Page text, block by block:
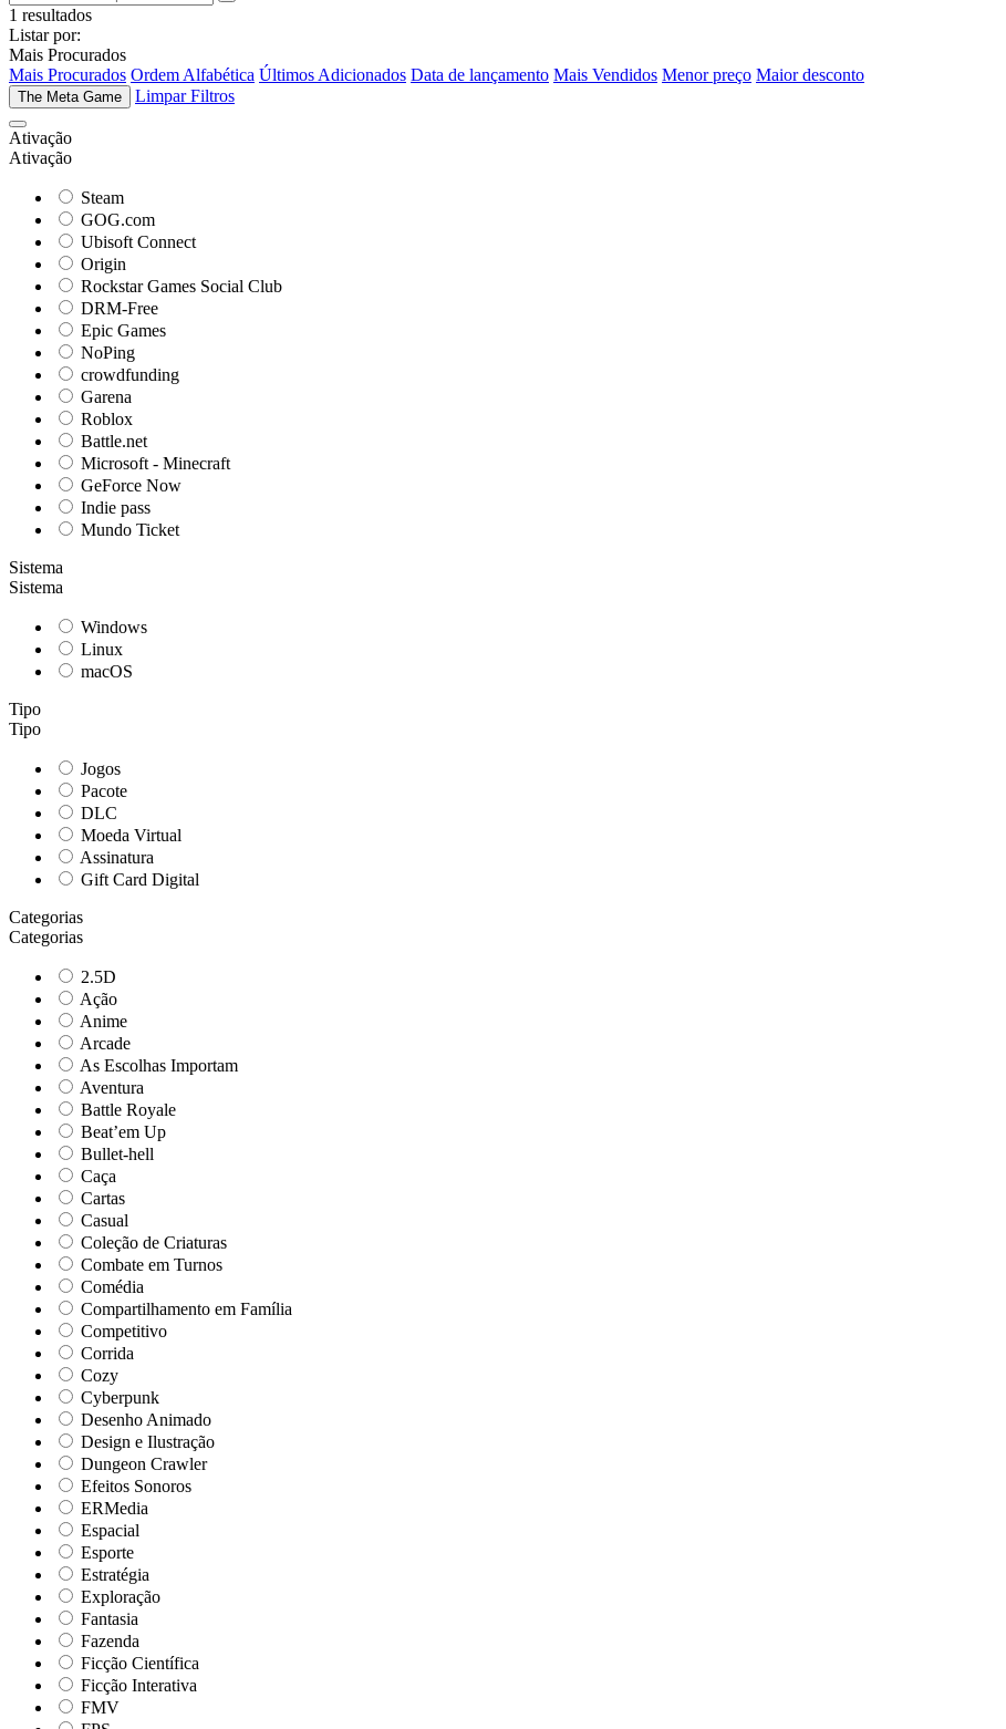
1 resultados
Listar por:
Mais Procurados
Mais Procurados Ordem Alfabética Últimos Adicionados Data de lançamento Mais Vendidos Menor preço Maior desconto
The Meta Game Limpar Filtros
Ativação
Ativação
Steam
GOG.com
Ubisoft Connect
Origin
Rockstar Games Social Club
DRM-Free
Epic Games
NoPing
crowdfunding
Garena
Roblox
Battle.net
Microsoft - Minecraft
GeForce Now
Indie pass
Mundo Ticket
Sistema
Sistema
Windows
Linux
macOS
Tipo
Tipo
Jogos
Pacote
DLC
Moeda Virtual
Assinatura
Gift Card Digital
Categorias
Categorias
2.5D
Ação
Anime
Arcade
As Escolhas Importam
Aventura
Battle Royale
Beat’em Up
Bullet-hell
Caça
Cartas
Casual
Coleção de Criaturas
Combate em Turnos
Comédia
Compartilhamento em Família
Competitivo
Corrida
Cozy
Cyberpunk
Desenho Animado
Design e Ilustração
Dungeon Crawler
Efeitos Sonoros
ERMedia
Espacial
Esporte
Estratégia
Exploração
Fantasia
Fazenda
Ficção Científica
Ficção Interativa
FMV